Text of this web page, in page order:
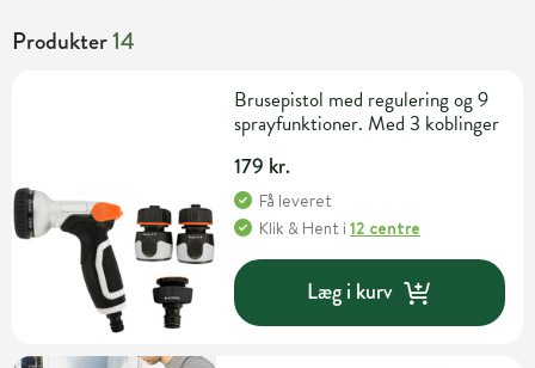
Produkter14
Brusepistol med regulering og 9
sprayfunktioner. Med 3 koblinger
179 kr.
Få leveret
Klik & Hent i12 centre
Læg i kurv